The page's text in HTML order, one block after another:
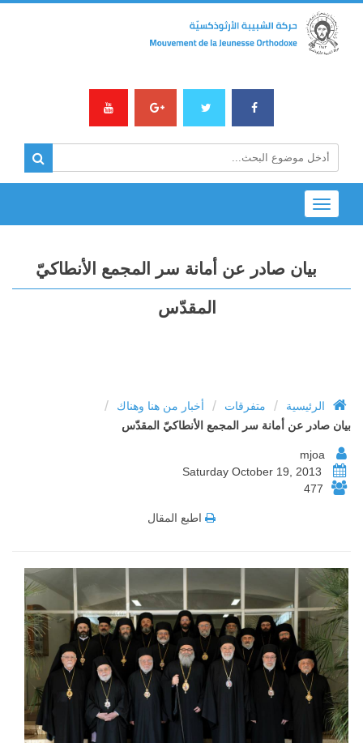
Toggle
navigation
بيان صادر عن أمانة سر المجمع الأنطاكيّ
المقدّس
الرئيسية / متفرقات / أخبار من هنا وهناك /
بيان صادر عن أمانة سر المجمع الأنطاكيّ المقدّس
477
اطبع المقال